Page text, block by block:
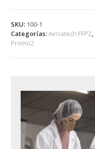
Airnatech
Gris
cantidad
SKU: 100-1
Categorías:Airnatech FFP2,
Promo2